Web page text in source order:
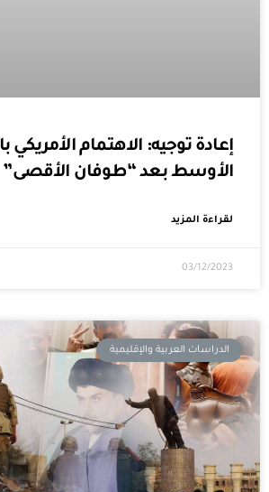
إعادة توجيه: الاهتمام الأمريكي
الأوسط بعد “طوفان الأقصى”
لقراءة المزيد
03/12/2023
الدراسات العربية والإقليمية